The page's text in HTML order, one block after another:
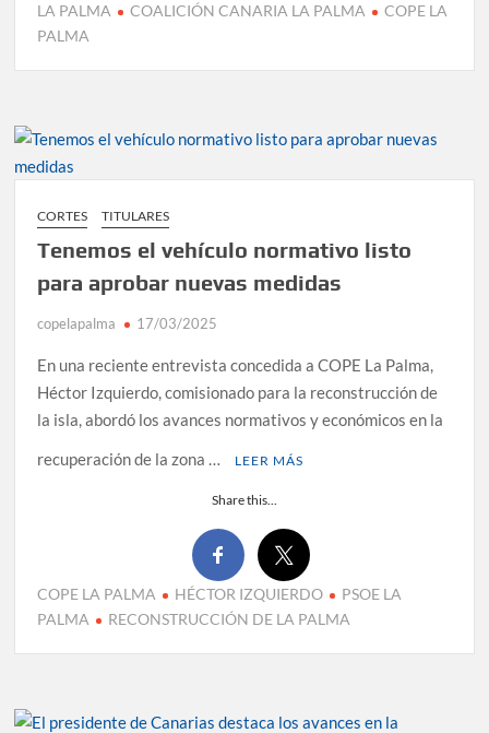
LA PALMA
COALICIÓN CANARIA LA PALMA
COPE LA
PALMA
CORTES TITULARES
Tenemos el vehículo normativo listo
para aprobar nuevas medidas
copelapalma 17/03/2025
En una reciente entrevista concedida a COPE La Palma,
Héctor Izquierdo, comisionado para la reconstrucción de
la isla, abordó los avances normativos y económicos en la
recuperación de la zona …
LEER MÁS
Share this...
COPE LA PALMA HÉCTOR IZQUIERDO
PSOE LA
PALMA
RECONSTRUCCIÓN DE LA PALMA